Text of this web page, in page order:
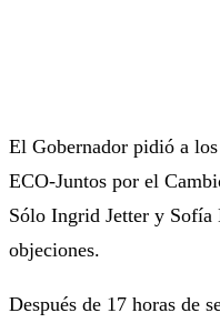
El Gobernador pidió a
ECO-Juntos por el
Sólo Ingrid Jetter y
objeciones.
Después de 17 horas de